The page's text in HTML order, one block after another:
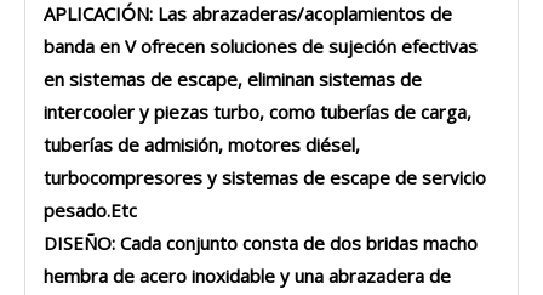
APLICACIÓN: Las abrazaderas/acoplamientos de
banda en V ofrecen soluciones de sujeción efectivas
en sistemas de escape, eliminan sistemas de
intercooler y piezas turbo, como tuberías de carga,
tuberías de admisión, motores diésel,
turbocompresores y sistemas de escape de servicio
pesado.Etc
DISEÑO: Cada conjunto consta de dos bridas macho
hembra de acero inoxidable y una abrazadera de